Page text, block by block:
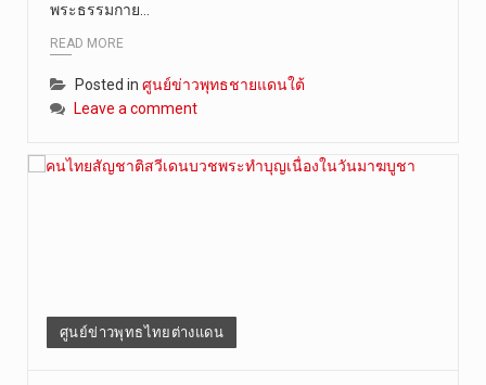
พระธรรมกาย…
READ MORE
Posted in ศูนย์ข่าวพุทธชายแดนใต้
Leave a comment
ศูนย์ข่าวพุทธไทยต่างแดน